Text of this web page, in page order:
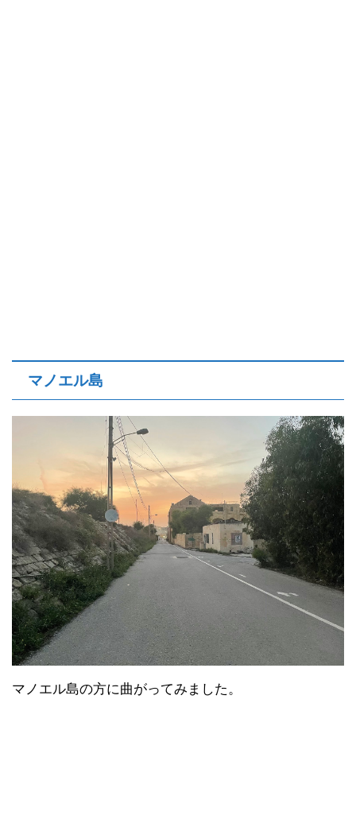
マノエル島
マノエル島の方に曲がってみました。